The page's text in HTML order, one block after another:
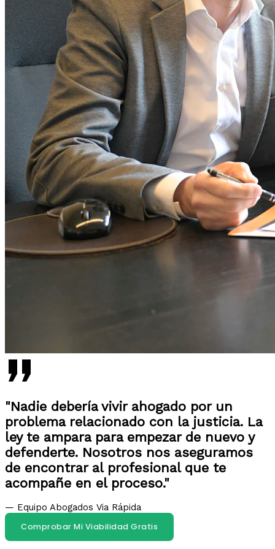
"Nadie debería vivir ahogado por un
problema relacionado con la justicia. La
ley te ampara para empezar de nuevo y
defenderte. Nosotros nos aseguramos
de encontrar al profesional que te
acompañe en el proceso."
— Equipo Abogados Via Rápida
Comprobar Mi Viabilidad Gratis